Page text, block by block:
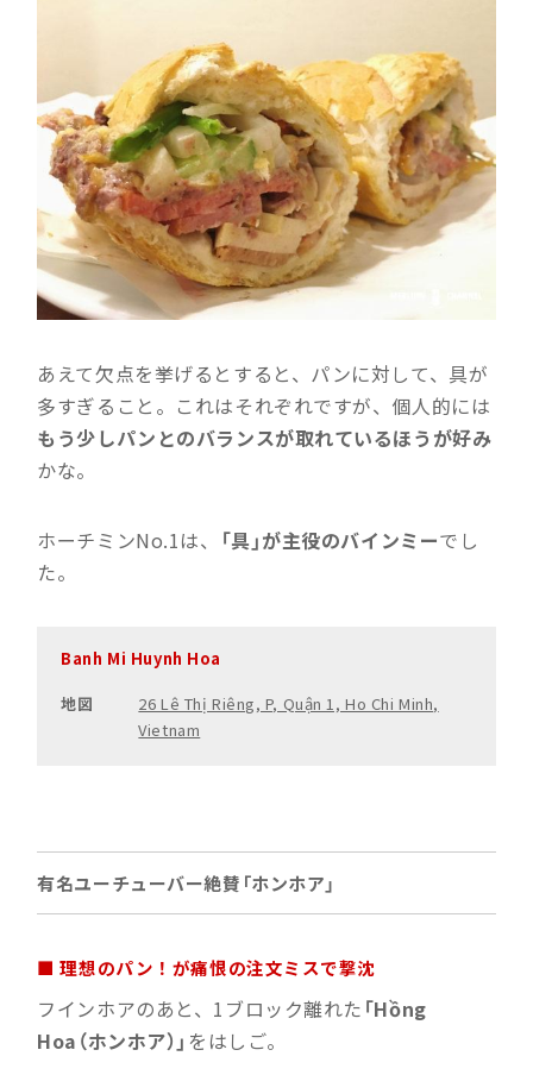
あえて欠点を挙げるとすると、パンに対して、具が
多すぎること。これはそれぞれですが、個人的には
もう少しパンとのバランスが取れているほうが好み
かな。
ホーチミンNo.1は、 「具」が主役のバインミーでし
た。
Banh Mi Huynh Hoa
地図
26 Lê Thị Riêng, P, Quận 1, Ho Chi Minh,
Vietnam
有名ユーチューバー絶賛「ホンホア」
■ 理想のパン！が痛恨の注文ミスで撃沈
フインホアのあと、1ブロック離れた 「Hồng
Hoa（ホンホア）」 をはしご。